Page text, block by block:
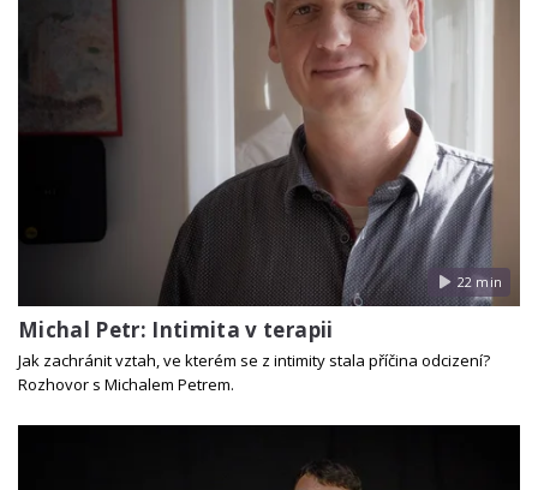
22 min
Michal Petr: Intimita v terapii
Jak zachránit vztah, ve kterém se z intimity stala příčina odcizení?
Rozhovor s Michalem Petrem.